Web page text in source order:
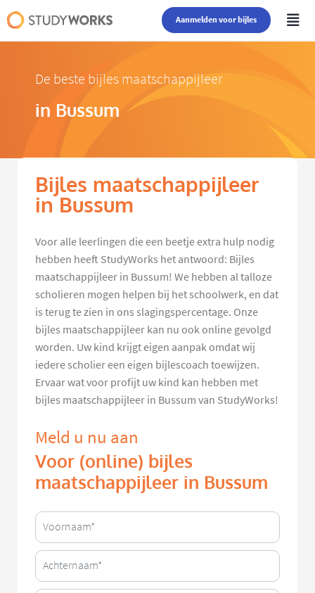
Aanmelden voor bijles
De beste bijles maatschappijleer
in Bussum
Bijles maatschappijleer
in Bussum
Voor alle leerlingen die een beetje extra hulp nodig
hebben heeft StudyWorks het antwoord: Bijles
maatschappijleer in Bussum! We hebben al talloze
scholieren mogen helpen bij het schoolwerk, en dat
is terug te zien in ons slagingspercentage. Onze
bijles maatschappijleer kan nu ook online gevolgd
worden. Uw kind krijgt eigen aanpak omdat wij
iedere scholier een eigen bijlescoach toewijzen.
Ervaar wat voor profijt uw kind kan hebben met
bijles maatschappijleer in Bussum van StudyWorks!
Meld u nu aan
Voor (online) bijles
maatschappijleer in Bussum